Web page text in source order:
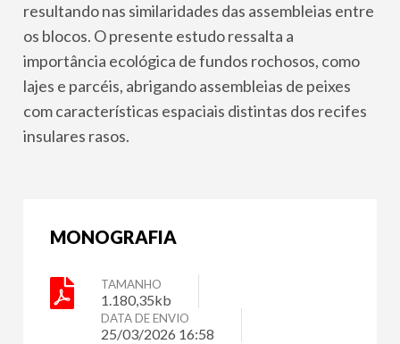
resultando nas similaridades das assembleias entre
os blocos. O presente estudo ressalta a
importância ecológica de fundos rochosos, como
lajes e parcéis, abrigando assembleias de peixes
com características espaciais distintas dos recifes
insulares rasos.
MONOGRAFIA
TAMANHO
1.180,35kb
DATA DE ENVIO
25/03/2026 16:58